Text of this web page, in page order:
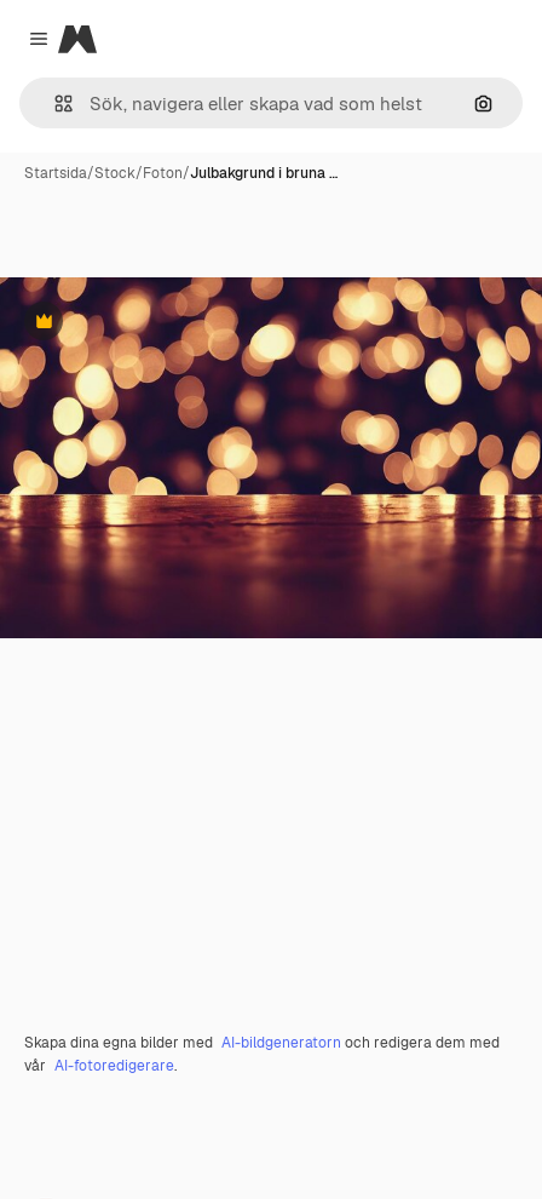
Close menu
Magnific
Sök
Startsida/Stock/Foton/Julbakgrund i bruna …
Premie
Skapa dina egna bilder med AI-bildgeneratorn och redigera dem med
vår AI-fotoredigerare.